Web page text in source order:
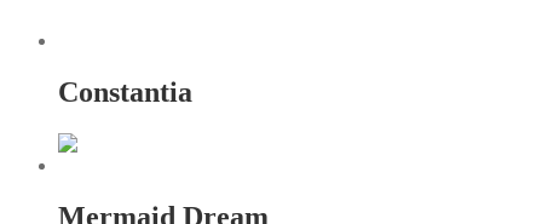
Constantia
Mermaid Dream